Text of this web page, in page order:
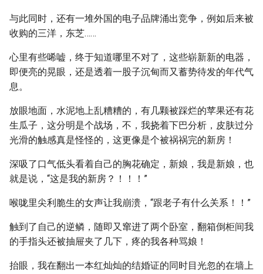
与此同时，还有一堆外国的电子品牌涌出竞争，例如后来被
收购的三洋，东芝……
心里有些唏嘘，终于知道哪里不对了，这些崭新新的电器，
即便亮的晃眼，还是透着一股子沉甸而又蓄势待发的年代气
息。
放眼地面，水泥地上乱糟糟的，有几颗被踩烂的苹果还有花
生瓜子，这分明是个战场，不，我挠着下巴分析，皮肤过分
光滑的触感真是怪怪的，这更像是个被祸祸完的新房！
深吸了口气低头看着自己的胸花确定，新娘，我是新娘，也
就是说，“这是我的新房？！！！”
喉咙里尖利脆生的女声让我崩溃，“跟老子有什么关系！！”
触到了自己的逆鳞，随即又窜进了两个卧室，翻箱倒柜间我
的手指头还被抽屉夹了几下，疼的我各种骂娘！
抬眼，我在翻出一本红灿灿的结婚证的同时目光忽的在墙上